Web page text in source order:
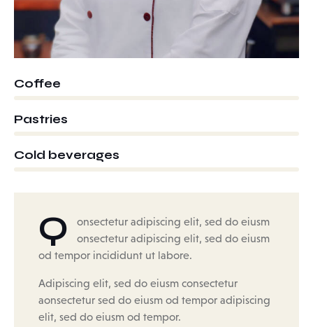
Coffee
Pastries
Cold beverages
Q
onsectetur adipiscing elit, sed do eiusm
onsectetur adipiscing elit, sed do eiusm
od tempor incididunt ut labore.
Adipiscing elit, sed do eiusm consectetur
aonsectetur sed do eiusm od tempor adipiscing
elit, sed do eiusm od tempor.